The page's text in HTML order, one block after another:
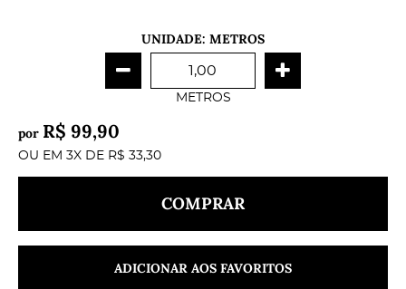
UNIDADE: METROS
METROS
por R$ 99,90
OU EM 3X DE R$ 33,30
COMPRAR
ADICIONAR AOS FAVORITOS